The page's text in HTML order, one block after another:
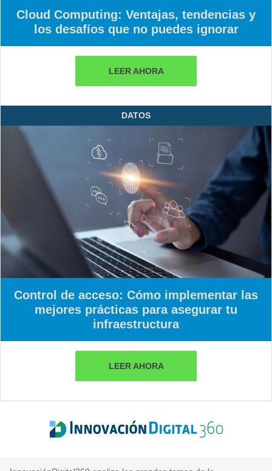
Cloud Computing: Ventajas, tendencias y
los desafíos que no puedes ignorar
LEER AHORA
DATOS
Control de acceso: Cómo implementar las
mejores prácticas para asegurar tu
infraestructura
LEER AHORA